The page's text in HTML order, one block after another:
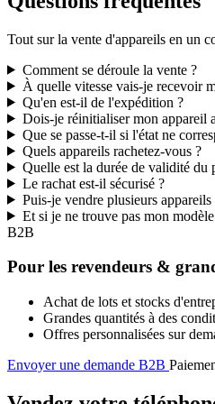
Tout sur la vente d'appareils en un
Comment se déroule la vente ?
À quelle vitesse vais-je recevoir
Qu'en est-il de l'expédition ?
Dois-je réinitialiser mon appareil
Que se passe-t-il si l'état ne
Quels appareils rachetez-vous ?
Quelle est la durée de validité du
Le rachat est-il sécurisé ?
Puis-je vendre plusieurs appareils
Et si je ne trouve pas mon
B2B
Pour les revendeurs &
Achat de lots et stocks
Grandes quantités à des
Offres personnalisées sur
Envoyer une demande B2B